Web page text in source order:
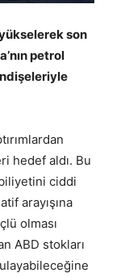
son
petrol
hedef aldı. Bu
ciddi
arayışına
olması
ABD stokları